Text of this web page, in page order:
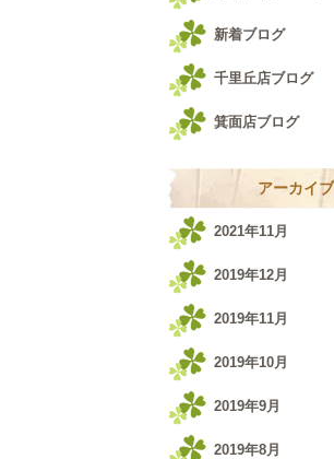
新着ブログ
千里丘店ブログ
箕面店ブログ
アーカイブ
2021年11月
2019年12月
2019年11月
2019年10月
2019年9月
2019年8月